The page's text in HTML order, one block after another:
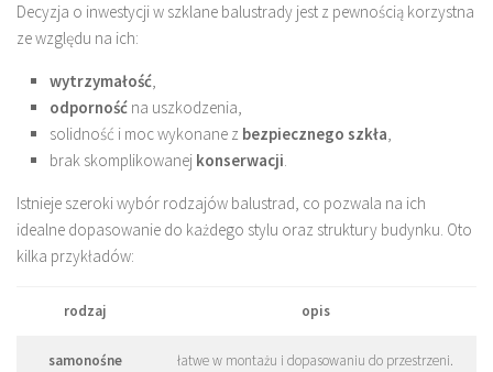
Decyzja o inwestycji w szklane balustrady jest z pewnością korzystna
ze względu na ich:
wytrzymałość,
odporność na uszkodzenia,
solidność i moc wykonane z bezpiecznego szkła,
brak skomplikowanej konserwacji.
Istnieje szeroki wybór rodzajów balustrad, co pozwala na ich
idealne dopasowanie do każdego stylu oraz struktury budynku. Oto
kilka przykładów:
rodzaj opis
samonośne łatwe w montażu i dopasowaniu do przestrzeni.